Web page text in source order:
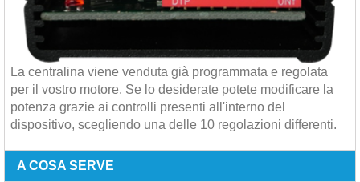
La centralina viene venduta già programmata e regolata
per il vostro motore. Se lo desiderate potete modificare la
potenza grazie ai controlli presenti all'interno del
dispositivo, scegliendo una delle 10 regolazioni differenti.
A COSA SERVE